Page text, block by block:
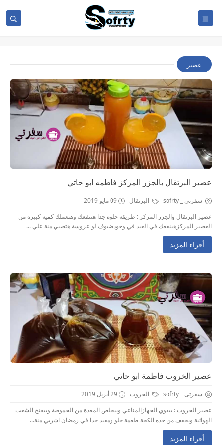
عصير
عصير البرتقال بالجزر المركز فاطمه ابو حاتي
سفرتى _ sofrty البرتقال
09 مايو 2019
عصير البرتقال والجزر المركز : طريقة حلوة جدا هتنفعك وهتعملك كمية كبيرة من
العصير المركزهينفعك في العيد في وجودضيوف لو عروسة هتصبي منة علي ...
أقراء المزيد
عصير الخروب فاطمة ابو حاتي
سفرتى _ sofrty الخروب
29 أبريل 2019
عصير الخروب : بيقوي الجهازالمناعي وبيخلص المعدة من الحموضة وبيفتح الشعب
الهوائية ويخفف من حده الكحة طعمة حلو ومفيد جدا في رمضان اشربي منة...
أقراء المزيد